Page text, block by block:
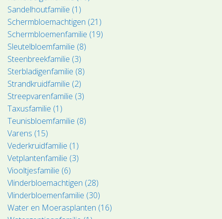
Sandelhoutfamilie (1)
Schermbloemachtigen (21)
Schermbloemenfamilie (19)
Sleutelbloemfamilie (8)
Steenbreekfamilie (3)
Sterbladigenfamilie (8)
Strandkruidfamilie (2)
Streepvarenfamilie (3)
Taxusfamilie (1)
Teunisbloemfamilie (8)
Varens (15)
Vederkruidfamilie (1)
Vetplantenfamilie (3)
Viooltjesfamilie (6)
Vlinderbloemachtigen (28)
Vlinderbloemenfamilie (30)
Water en Moerasplanten (16)